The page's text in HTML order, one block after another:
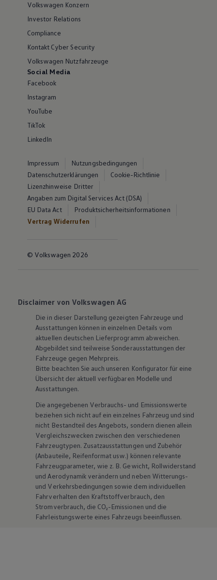
Volkswagen Konzern
Investor Relations
Compliance
Kontakt Cyber Security
Volkswagen Nutzfahrzeuge
Social Media
Facebook
Instagram
YouTube
TikTok
LinkedIn
Impressum
Nutzungsbedingungen
Datenschutzerklärungen
Cookie-Richtlinie
Lizenzhinweise Dritter
Angaben zum Digital Services Act (DSA)
EU Data Act
Produktsicherheitsinformationen
Vertrag Widerrufen
© Volkswagen 2026
Disclaimer von Volkswagen AG
Die in dieser Darstellung gezeigten Fahrzeuge und
Ausstattungen können in einzelnen Details vom
aktuellen deutschen Lieferprogramm abweichen.
Abgebildet sind teilweise Sonderausstattungen der
Fahrzeuge gegen Mehrpreis.
Bitte beachten Sie auch unseren Konfigurator für eine
Übersicht der aktuell verfügbaren Modelle und
Ausstattungen.
Die angegebenen Verbrauchs- und Emissionswerte
beziehen sich nicht auf ein einzelnes Fahrzeug und sind
nicht Bestandteil des Angebots, sondern dienen allein
Vergleichszwecken zwischen den verschiedenen
Fahrzeugtypen. Zusatzausstattungen und Zubehör
(Anbauteile, Reifenformat usw.) können relevante
Fahrzeugparameter, wie z. B. Gewicht, Rollwiderstand
und Aerodynamik verändern und neben Witterungs-
und Verkehrsbedingungen sowie dem individuellen
Fahrverhalten den Kraftstoffverbrauch, den
Stromverbrauch, die CO₂-Emissionen und die
Fahrleistungswerte eines Fahrzeugs beeinflussen.